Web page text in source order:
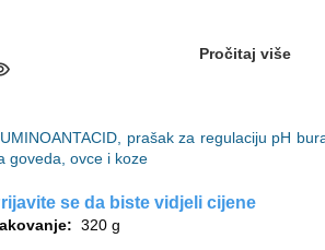
Pročitaj više
prašak za regulaciju pH
goveda, ovce i koze
se da biste vidjeli cijene
320 g